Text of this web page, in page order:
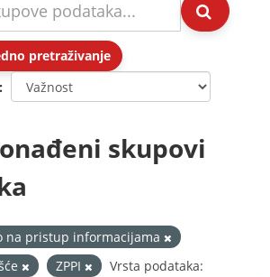
pretraživanje
skupovi
na pristup informacijama
ZPPI
Vrsta podataka: